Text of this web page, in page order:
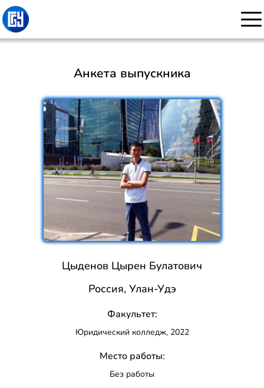
Анкета выпускника
Цыденов Цырен Булатович
Россия, Улан-Удэ
Факультет:
Юридический колледж, 2022
Место работы:
Без работы